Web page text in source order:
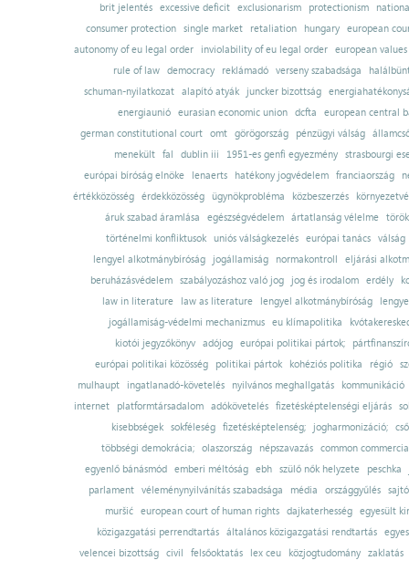
brit jelentés excessive deficit exclusionarism protectionism
consumer protection
single market retaliation hungary
european
autonomy of eu legal order
inviolability of eu legal order
european values
rule of law
democracy reklámadó verseny szabadsága
schuman-nyilatkozat alapító atyák juncker bizottság
energiaunió eurasian economic union dcfta
european central
german constitutional court
omt görögország pénzügyi válság
menekült
fal dublin iii 1951-es genfi egyezmény
strasbourgi
európai bíróság elnöke
lenaerts hatékony jogvédelem franciaország
értékközösség
érdekközösség ügynökprobléma közbeszerzés
áruk szabad áramlása
egészségvédelem ártatlanság vélelme
történelmi konfliktusok uniós válságkezelés európai tanács válság
lengyel alkotmánybíróság
jogállamiság normakontroll
eljárási
beruházásvédelem
szabályozáshoz való jog jog és irodalom erdély
law in literature
law as literature lengyel alkotmánybíróság
jogállamiság-védelmi mechanizmus
eu klímapolitika
kiotói jegyzőkönyv adójog európai politikai pártok;
európai politikai közösség
politikai pártok kohéziós politika régió
mulhaupt
ingatlanadó-követelés nyilvános meghallgatás
kommunikáció
internet
platformtársadalom adókövetelés fizetésképtelenségi eljárás
kisebbségek sokféleség fizetésképtelenség; jogharmonizáció;
többségi demokrácia; olaszország népszavazás common
egyenlő bánásmód emberi méltóság ebh szülő nők helyzete
peschka
parlament
véleménynyilvánítás szabadsága média országgyűlés
muršić
european court of human rights dajkaterhesség
egyesült
közigazgatási perrendtartás
általános közigazgatási rendtartás
velencei bizottság
civil felsőoktatás lex ceu közjogtudomány zaklatás